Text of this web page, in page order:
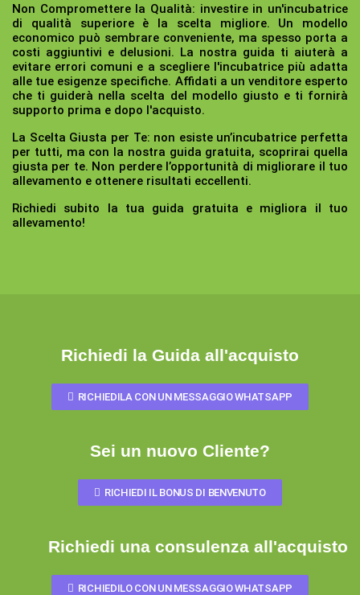
Non Compromettere la Qualità: investire in un'incubatrice
di qualità superiore è la scelta migliore. Un modello
economico può sembrare conveniente, ma spesso porta a
costi aggiuntivi e delusioni. La nostra guida ti aiuterà a
evitare errori comuni e a scegliere l'incubatrice più adatta
alle tue esigenze specifiche. Affidati a un venditore esperto
che ti guiderà nella scelta del modello giusto e ti fornirà
supporto prima e dopo l'acquisto.
La Scelta Giusta per Te: non esiste un’incubatrice perfetta
per tutti, ma con la nostra guida gratuita, scoprirai quella
giusta per te. Non perdere l’opportunità di migliorare il tuo
allevamento e ottenere risultati eccellenti.
Richiedi subito la tua guida gratuita e migliora il tuo
allevamento!
Richiedi la Guida all'acquisto
RICHIEDILA CON UN MESSAGGIO WHATSAPP
Sei un nuovo Cliente?
RICHIEDI IL BONUS DI BENVENUTO
Richiedi una consulenza all'acquisto
RICHIEDILO CON UN MESSAGGIO WHATSAPP